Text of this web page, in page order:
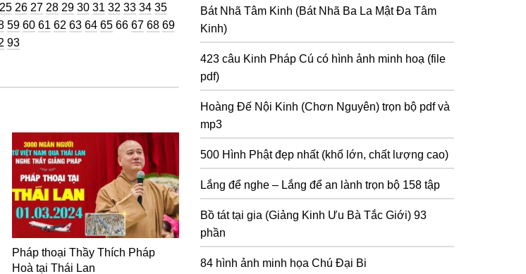
Trang
25 Trang
26 Trang
27 Trang
28 Trang
29 Trang
30 Trang
31 Trang
32 Trang
33 Trang
34 Trang
35Trang
Trang
59 Trang
60 Trang
61 Trang
62 Trang
63 Trang
64 Trang
65 Trang
66 Trang
67 Trang
68 Trang
69Trang
Trang
93
Pháp thoại Thầy Thích Pháp
Hoà tại Thái Lan
Bát Nhã Tâm Kinh (Bát Nhã Ba La Mật Đa Tâm
Kinh)
423 câu Kinh Pháp Cú có hình ảnh minh hoạ (file
pdf)
Hoàng Đế Nội Kinh (Chơn Nguyên) trọn bộ pdf và
mp3
500 Hình Phật đẹp nhất (khổ lớn, chất lượng cao)
Lắng để nghe – Lắng để an lành trọn bộ 158 tập
Bồ tát tại gia (Giảng Kinh Ưu Bà Tắc Giới) 93
phần
84 hình ảnh minh họa Chú Đại Bi